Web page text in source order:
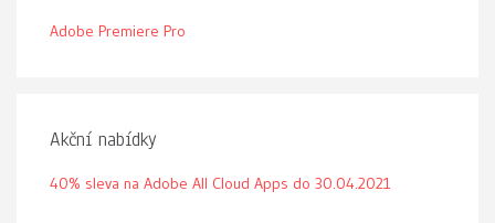
Adobe Premiere Pro
Akční nabídky
40% sleva na Adobe All Cloud Apps do 30.04.2021